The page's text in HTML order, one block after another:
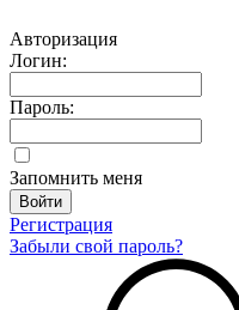
Авторизация
Логин:
Пароль:
Запомнить меня
Регистрация
Забыли свой пароль?